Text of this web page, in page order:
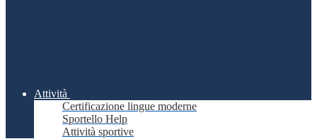
Attività
Certificazione lingue moderne
Sportello Help
Attività sportive